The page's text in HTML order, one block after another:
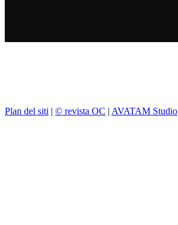
Plan del siti | © revista OC | AVATAM Studio